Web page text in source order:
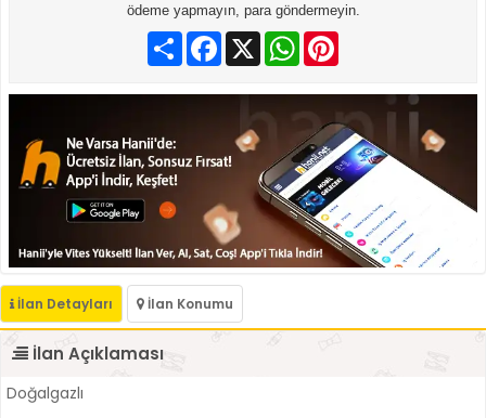
ödeme yapmayın, para göndermeyin.
PaylaşFacebook
X WhatsApp
İlan Detayları İlan Konumu
İlan Açıklaması
Doğalgazlı